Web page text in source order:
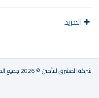
المزيد
شركة المشرق للتأمين © 2026 جميع الحقوق محفوظة